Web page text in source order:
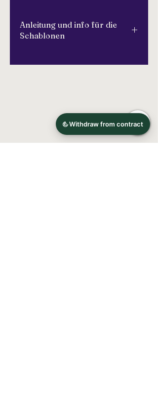
Anleitung und info für die
Schablonen